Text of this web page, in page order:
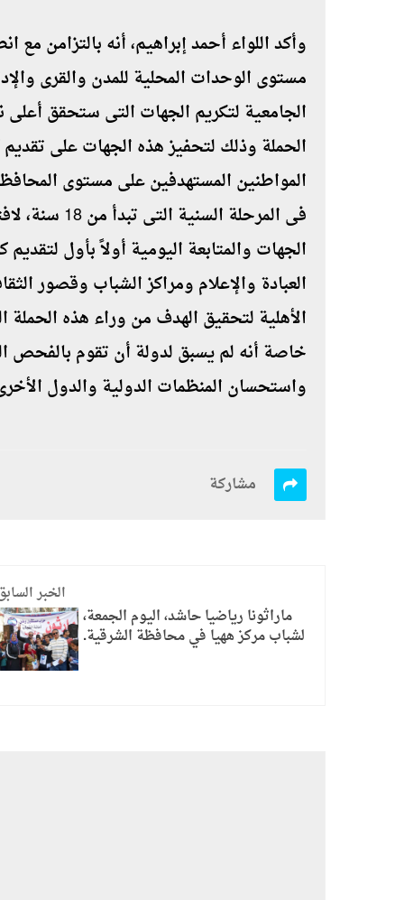
وأكد اللواء أحمد إبراهيم، أنه بالتزامن
مستوى الوحدات المحلية للمدن والقرى
الجامعية لتكريم الجهات التى ستحقق
الحملة وذلك لتحفيز هذه الجهات على
فى المرحلة
الجهات والمتابعة اليومية أولاً بأول
العبادة والإعلام ومراكز الشباب وقصور
الأهلية لتحقيق الهدف من وراء هذه
خاصة أنه لم يسبق لدولة أن تقوم بالفحص
واستحسان المنظمات الدولية والدول
مشاركة
الخبر
ماراثونا رياضيا حاشد، اليوم الجمعة،
لشباب مركز ههيا في محافظة الشرقية.